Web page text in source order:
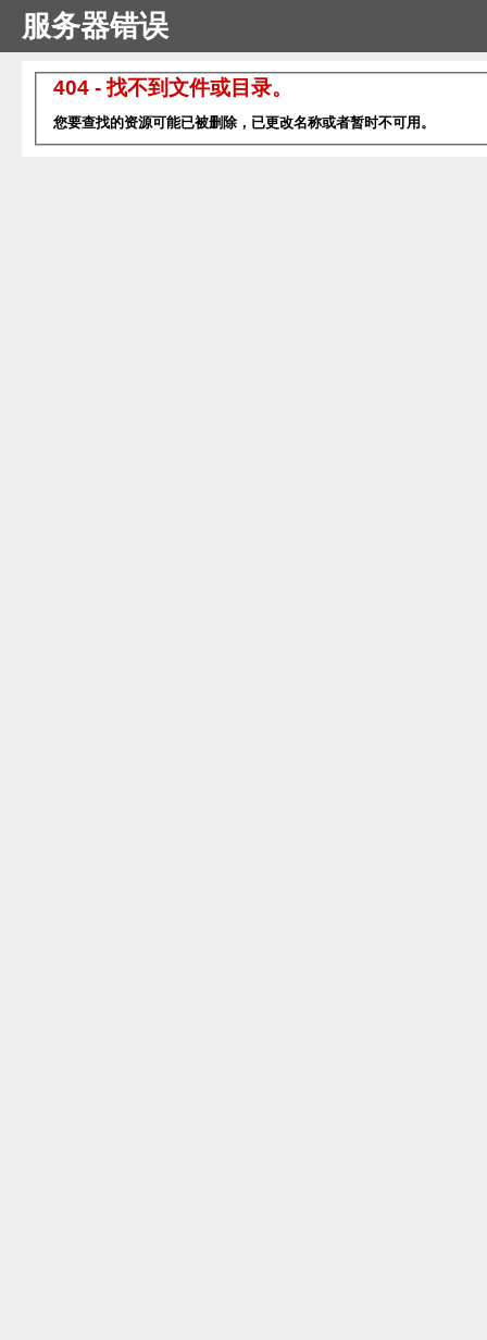
服务器错误
404 - 找不到文件或目录。
您要查找的资源可能已被删除，已更改名称或者暂时不可用。